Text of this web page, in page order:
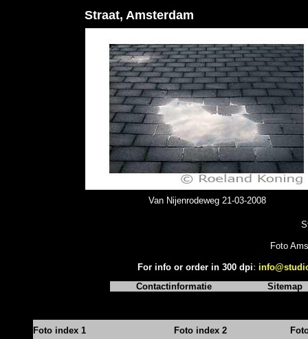
Straat, Amsterdam
Van Nijenrodeweg 21-03-2008
Foto
For info or order in 300 dpi:
Contactinformatie
Sitemap
Foto index 1 Foto index 2